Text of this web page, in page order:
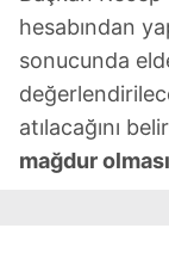
hesabından
sonucunda
atılacağını
mağdur